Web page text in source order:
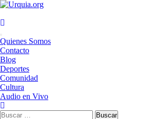
Saltar
contenido
Menú
principal
Quienes Somos
Contacto
Blog
Deportes
Comunidad
Cultura
Audio en Vivo
Buscar: